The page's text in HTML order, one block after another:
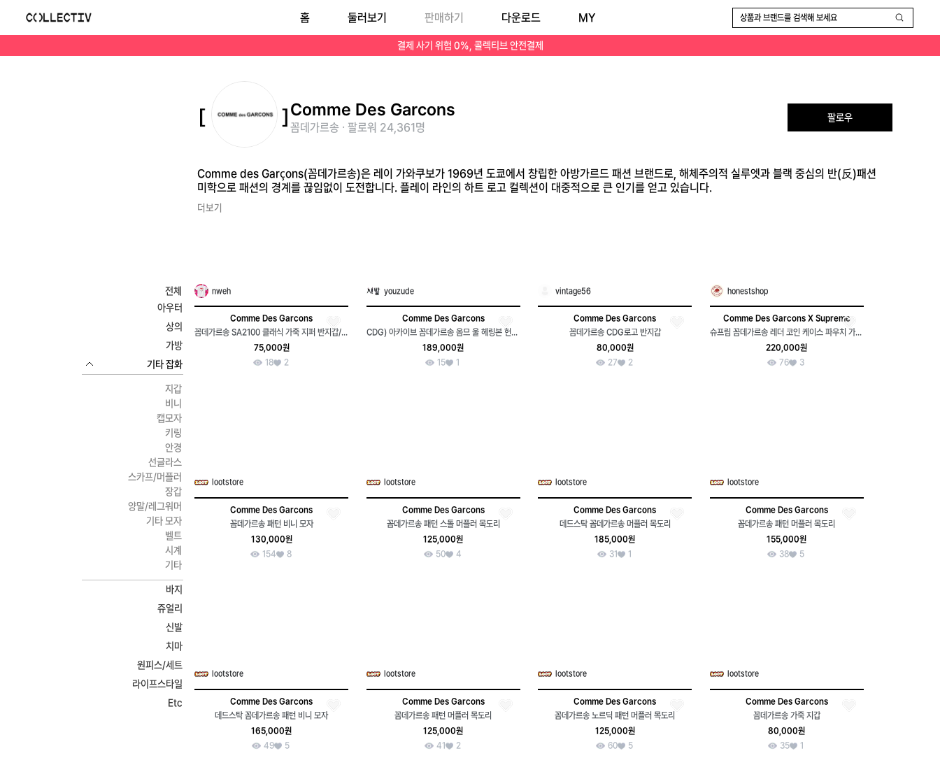
Comme des Garçons(꼼데가르송)은 레이 가와쿠보가 1969년 도쿄에서 창립한 아방가르드 패션 브랜드로, 해체주의적 실루엣과 블랙 중심의 반(反)패션 미학으로 패션의 경계를 끊임없이 도전합니다. 플레이 라인의 하트 로고 컬렉션이 대중적으로 큰 인기를 얻고 있습니다.
결제 사기 위험 0%, 콜렉티브 안전결제
홈 둘러보기 판매하기 다운로드 MY 상품과 브랜드를 검색해 보세요
Comme Des Garcons
꼼데가르송 · 팔로워 24,361명
팔로우
Comme des Garçons(꼼데가르송)은 레이 가와쿠보가 1969년 도쿄에서 창립한 아방가르드 패션 브랜드로, 해체주의적 실루엣과 블랙 중심의 반(反)패션
미학으로 패션의 경계를 끊임없이 도전합니다. 플레이 라인의 하트 로고 컬렉션이 대중적으로 큰 인기를 얻고 있습니다.
더보기
전체
아우터
상의
가방
기타 잡화
지갑
비니
캡모자
키링
안경
선글라스
스카프/머플러
장갑
양말/레그워머
기타 모자
벨트
시계
기타
바지
쥬얼리
신발
치마
원피스/세트
라이프스타일
Etc
nweh
Comme Des Garcons
꼼데가르송 SA2100 클래식 가죽 지퍼 반지갑/W3054
75,000원
18
2
youzude
Comme Des Garcons
CDG) 아카이브 꼼데가르송 옴므 울 헤링본 헌팅캡
189,000원
15
1
vintage56
Comme Des Garcons
꼼데가르송 CDG로고 반지갑
80,000원
27
2
honestshop
Comme Des Garcons X Supreme
슈프림 꼼데가르송 레더 코인 케이스 파우치 가죽 지갑
220,000원
76
3
lootstore
Comme Des Garcons
꼼데가르송 패턴 비니 모자
130,000원
154
8
lootstore
Comme Des Garcons
꼼데가르송 패턴 스톨 머플러 목도리
125,000원
50
4
lootstore
Comme Des Garcons
데드스탁 꼼데가르송 머플러 목도리
185,000원
31
1
lootstore
Comme Des Garcons
꼼데가르송 패턴 머플러 목도리
155,000원
38
5
lootstore
Comme Des Garcons
데드스탁 꼼데가르송 패턴 비니 모자
165,000원
49
5
lootstore
Comme Des Garcons
꼼데가르송 패턴 머플러 목도리
125,000원
41
2
lootstore
Comme Des Garcons
꼼데가르송 노르딕 패턴 머플러 목도리
125,000원
60
5
lootstore
Comme Des Garcons
꼼데가르송 가죽 지갑
80,000원
35
1